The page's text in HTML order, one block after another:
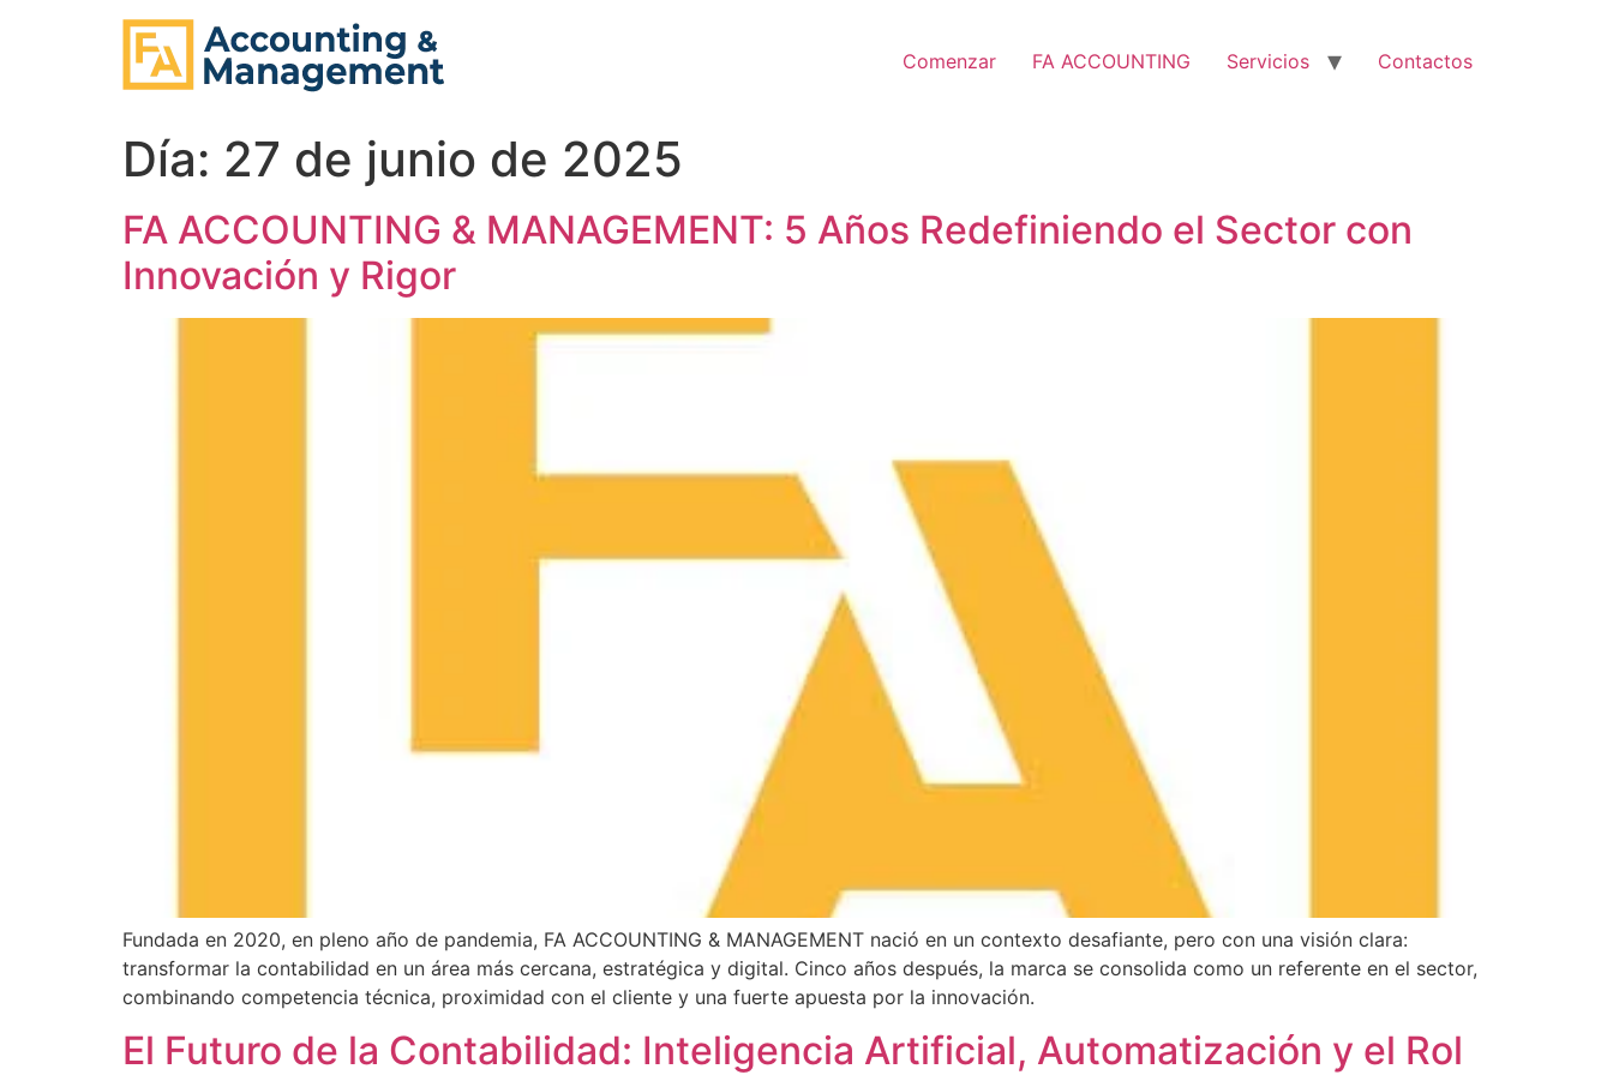
Comenzar
FA ACCOUNTING Servicios Contactos
Día: 27 de junio de 2025
FA ACCOUNTING & MANAGEMENT: 5 Años Redefiniendo el Sector con
Innovación y Rigor
Fundada en 2020, en pleno año de pandemia, FA ACCOUNTING & MANAGEMENT nació en un contexto desafiante, pero con una visión clara:
transformar la contabilidad en un área más cercana, estratégica y digital. Cinco años después, la marca se consolida como un referente en el sector,
combinando competencia técnica, proximidad con el cliente y una fuerte apuesta por la innovación.
El Futuro de la Contabilidad: Inteligencia Artificial, Automatización y el Rol